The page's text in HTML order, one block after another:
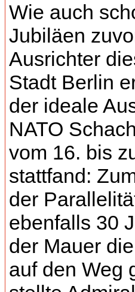
Wie auch
Jubiläen
Ausrichter
Stadt Berlin
der ideale
NATO
vom 16. bis
stattfand:
der
ebenfalls 30
der Mauer
auf den Weg